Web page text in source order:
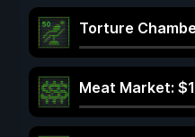
Torture
Meat Market: